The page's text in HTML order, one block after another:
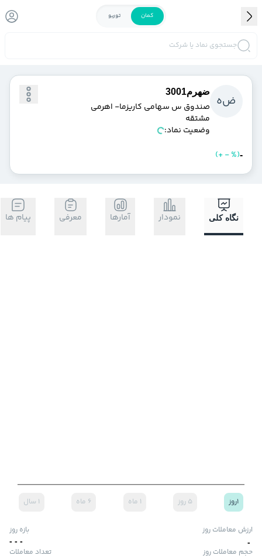
کمان توربو
جستجوی نماد یا شرکت
ضه
ضهرم3001
صندوق س سهامي كاريزما- اهرمي
مشتقه
وضعیت نماد:
-
(+-%)
نگاه کلی نمودار آمارها معرفی پیام ها
۱روز ۵ روز ۱ ماه ۶ ماه ۱ سال
ارزش معاملات روز
-
بازه روز
-
-
-
حجم معاملات روز تعداد معاملات